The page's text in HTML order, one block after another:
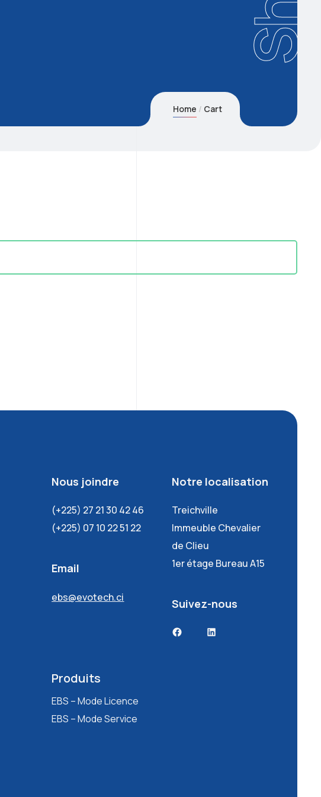
Home Cart
Nous joindre
(+225) 27 21 30 42 46
(+225) 07 10 22 51 22
Email
ebs@evotech.ci
Notre localisation
Treichville
Immeuble Chevalier
de Clieu
1er étage Bureau A15
Suivez-nous
FacebookLinkedIn
Produits
EBS – Mode Licence
EBS – Mode Service